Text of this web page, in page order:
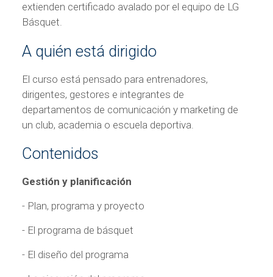
extienden certificado avalado por el equipo de LG
Básquet.
A quién está dirigido
El curso está pensado para entrenadores,
dirigentes, gestores e integrantes de
departamentos de comunicación y marketing de
un club, academia o escuela deportiva.
Contenidos
Gestión y planificación
- Plan, programa y proyecto
- El programa de básquet
- El diseño del programa